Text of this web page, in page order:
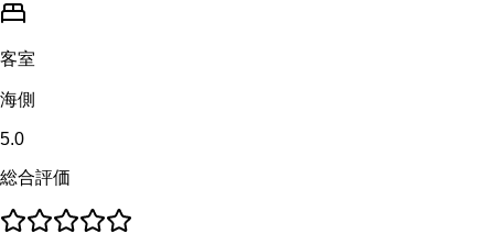
客室
海側
5.0
総合評価